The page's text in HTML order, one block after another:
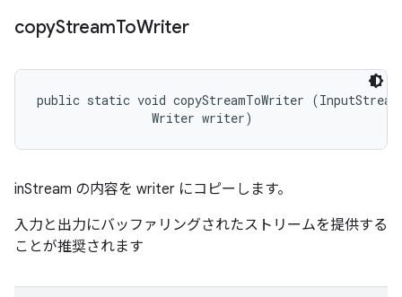
copyStreamToWriter
public static void copyStreamToWriter
                Writer writer)
inStream の内容を writer にコピーします。
入力と出力にバッファリングされたストリームを提供する
ことが推奨されます